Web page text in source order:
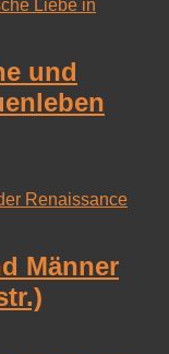
und
Männer